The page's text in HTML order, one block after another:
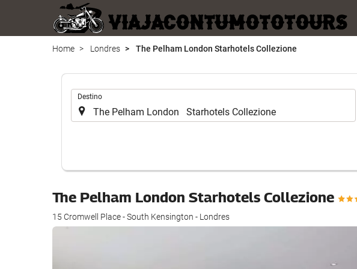
Home Londres The Pelham London Starhotels Collezione
Destino
The Pelham London Starhotels Collezione
15 Cromwell Place - South Kensington - Londres